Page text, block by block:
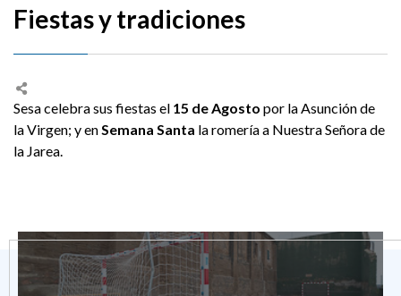
Fiestas y tradiciones
Sesa celebra sus fiestas el 15 de Agosto por la Asunción de
la Virgen; y en Semana Santa la romería a Nuestra Señora de
la Jarea.